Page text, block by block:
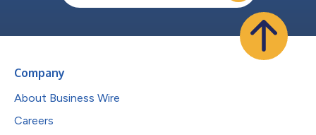
Company
About Business Wire
Careers